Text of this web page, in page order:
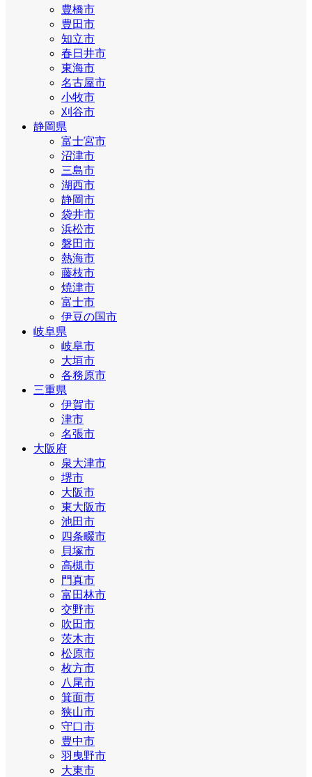
豊橋市
豊田市
知立市
春日井市
東海市
名古屋市
小牧市
刈谷市
静岡県
富士宮市
沼津市
三島市
湖西市
静岡市
袋井市
浜松市
磐田市
熱海市
藤枝市
焼津市
富士市
伊豆の国市
岐阜県
岐阜市
大垣市
各務原市
三重県
伊賀市
津市
名張市
大阪府
泉大津市
堺市
大阪市
東大阪市
池田市
四条畷市
貝塚市
高槻市
門真市
富田林市
交野市
吹田市
茨木市
松原市
枚方市
八尾市
箕面市
狭山市
守口市
豊中市
羽曳野市
大東市